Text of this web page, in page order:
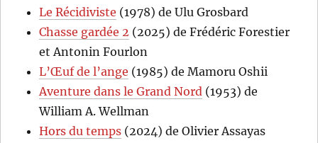
Le Récidiviste (1978) de Ulu Grosbard
Chasse gardée 2 (2025) de Frédéric Forestier
et Antonin Fourlon
L’Œuf de l’ange (1985) de Mamoru Oshii
Aventure dans le Grand Nord (1953) de
William A. Wellman
Hors du temps (2024) de Olivier Assayas